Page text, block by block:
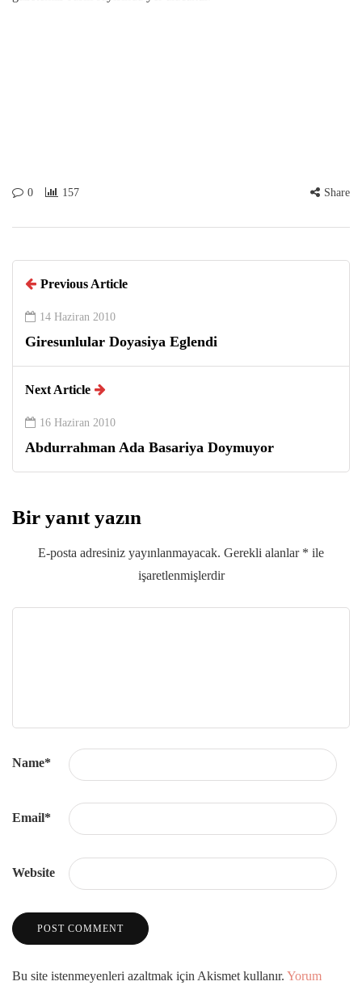
0 157 Share
Previous Article
14 Haziran 2010
Giresunlular Doyasiya Eglendi
Next Article
16 Haziran 2010
Abdurrahman Ada Basariya Doymuyor
Bir yanıt yazın
E-posta adresiniz yayınlanmayacak. Gerekli alanlar * ile
işaretlenmişlerdir
Name*
Email*
Website
Bu site istenmeyenleri azaltmak için Akismet kullanır. Yorum